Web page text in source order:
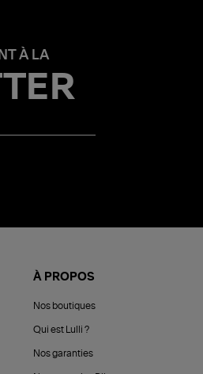
À LA
À PROPOS
Nos boutiques
Qui est Lulli ?
Nos garanties